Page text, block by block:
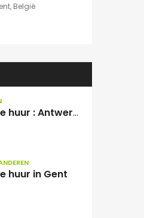
België
Kamer te huur : Antwerpen Zuid
huur in Gent